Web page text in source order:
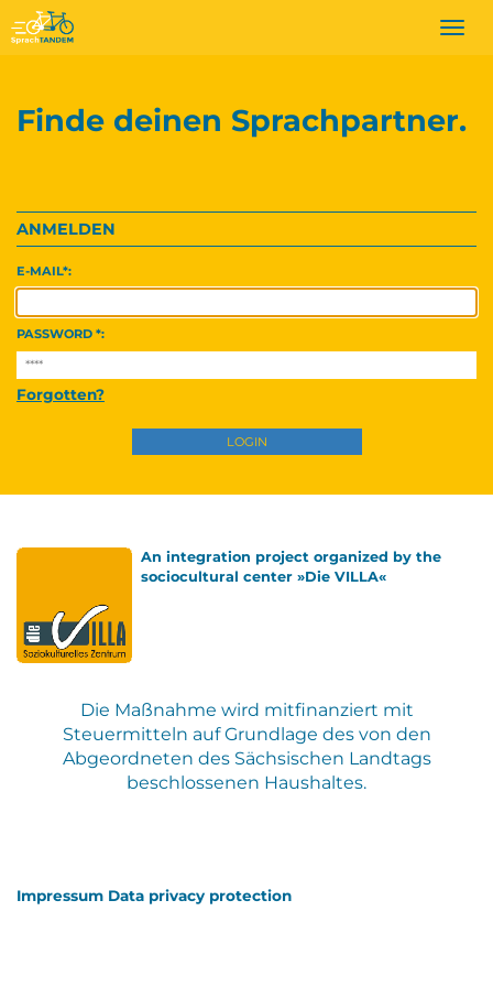
Finde deinen Sprachpartner.
ANMELDEN
E-MAIL
PASSWORD
Forgotten?
An integration project organized by the
sociocultural center »Die VILLA«
Die Maßnahme wird mitfinanziert mit
Steuermitteln auf Grundlage des von den
Abgeordneten des Sächsischen Landtags
beschlossenen Haushaltes.
Impressum Data privacy protection